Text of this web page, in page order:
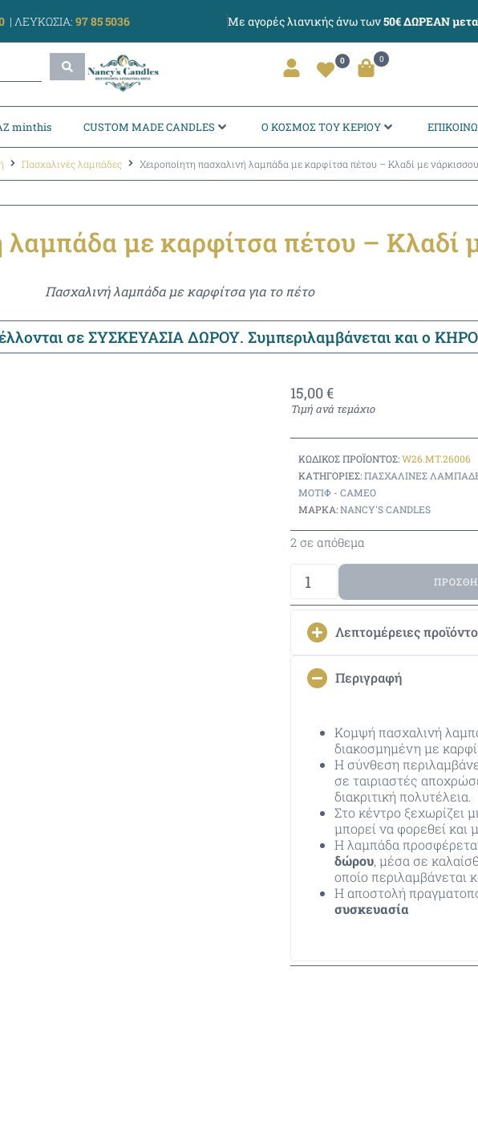
| ΛΕΥΚΩΣΙΑ: 97 85 5036 Με αγορές λιανικής άνω των50€ ΔΩΡΕΑΝ
0 0
minthis CUSTOM MADE CANDLES Ο ΚΟΣΜΟΣ ΤΟΥ ΚΕΡΙΟΥ
Πασχαλινές λαμπάδες Χειροποίητη πασχαλινή λαμπάδα με καρφίτσα πέτου – Κλαδί με
λαμπάδα με καρφίτσα πέτου – Κλαδί
Πασχαλινή λαμπάδα με καρφίτσα για το πέτο
σε ΣΥΣΚΕΥΑΣΙΑ ΔΩΡΟΥ. Συμπεριλαμβάνεται και ο
15,00€
Τιμή ανά τεμάχιο
ΚΩΔΙΚΌΣ ΠΡΟΪΌΝΤΟΣ:W26.MT.26006
ΚΑΤΗΓΟΡΊΕΣ:ΠΑΣΧΑΛΙΝΈΣ
ΜΟΤΊΦ - CAMEO
ΜΆΡΚΑ:NANCY'S CANDLES
2 σε απόθεμα
Λεπτομέρειες
Περιγραφή
Κομψή πασχαλινή
διακοσμημένη με
Η σύνθεση
σε ταιριαστές
διακριτική πολυτέλεια.
Στο κέντρο ξεχωρίζει
μπορεί να φορεθεί και
Η λαμπάδα
δώρου, μέσα σε
οποίο περιλαμβάνεται
Η αποστολή
συσκευασία